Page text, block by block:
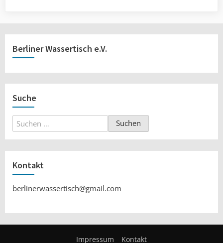
Berliner Wassertisch e.V.
Suche
Suchen
nach:
Kontakt
berlinerwassertisch@gmail.com
Impressum Kontakt